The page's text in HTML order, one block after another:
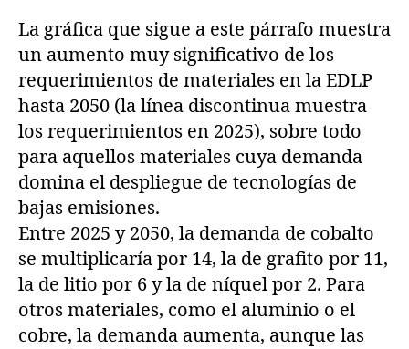
La gráfica que sigue a este párrafo muestra
un aumento muy significativo de los
requerimientos de materiales en la EDLP
hasta 2050 (la línea discontinua muestra
los requerimientos en 2025), sobre todo
para aquellos materiales cuya demanda
domina el despliegue de tecnologías de
bajas emisiones.
Entre 2025 y 2050, la demanda de cobalto
se multiplicaría por 14, la de grafito por 11,
la de litio por 6 y la de níquel por 2. Para
otros materiales, como el aluminio o el
cobre, la demanda aumenta, aunque las